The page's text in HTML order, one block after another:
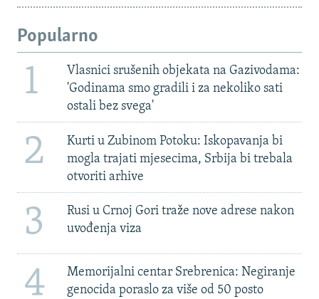
Popularno
1
Vlasnici srušenih objekata na Gazivodama:
'Godinama smo gradili i za nekoliko sati
ostali bez svega'
2
Kurti u Zubinom Potoku: Iskopavanja bi
mogla trajati mjesecima, Srbija bi trebala
otvoriti arhive
3
Rusi u Crnoj Gori traže nove adrese nakon
uvođenja viza
4
Memorijalni centar Srebrenica: Negiranje
genocida poraslo za više od 50 posto